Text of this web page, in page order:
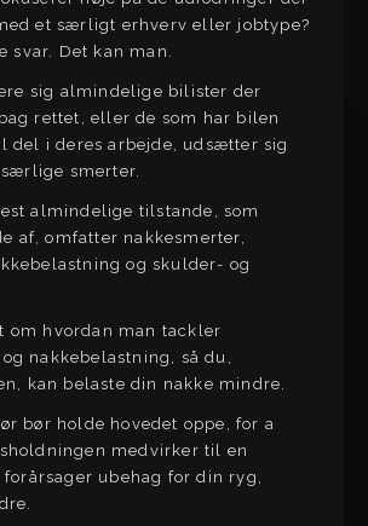
et særligt erhverv eller jobtype?
svar. Det kan man.
sig almindelige bilister der
rettet, eller de som har bilen
del i deres arbejde, udsætter sig
smerter.
almindelige tilstande, som
af, omfatter nakkesmerter,
og skulder- og
om hvordan man tackler
nakkebelastning, så du,
kan belaste din nakke mindre.
bør holde hovedet oppe, for a
medvirker til en
ubehag for din ryg,